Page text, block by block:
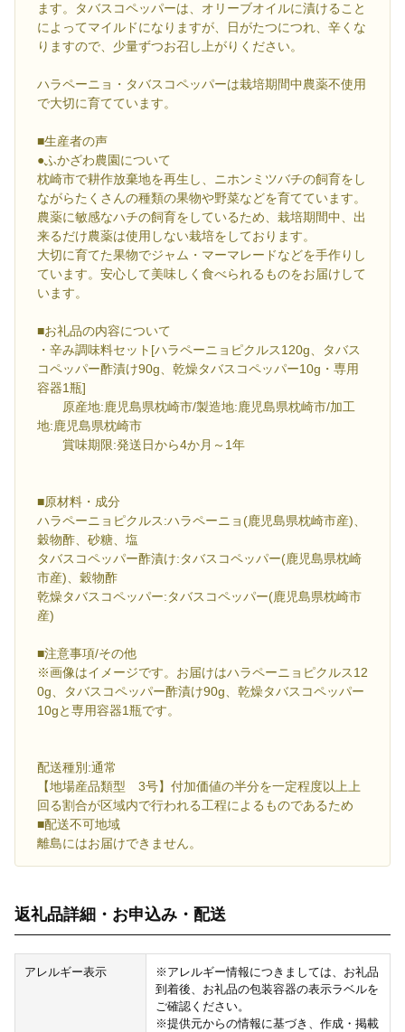
ます。タバスコペッパーは、オリーブオイルに漬けること
によってマイルドになりますが、日がたつにつれ、辛くな
りますので、少量ずつお召し上がりください。
ハラペーニョ・タバスコペッパーは栽培期間中農薬不使用
で大切に育てています。
■生産者の声
●ふかざわ農園について
枕崎市で耕作放棄地を再生し、ニホンミツバチの飼育をし
ながらたくさんの種類の果物や野菜などを育てています。
農薬に敏感なハチの飼育をしているため、栽培期間中、出
来るだけ農薬は使用しない栽培をしております。
大切に育てた果物でジャム・マーマレードなどを手作りし
ています。安心して美味しく食べられるものをお届けして
います。
■お礼品の内容について
・辛み調味料セット[ハラペーニョピクルス120g、タバス
コペッパー酢漬け90g、乾燥タバスコペッパー10g・専用
容器1瓶]
原産地:鹿児島県枕崎市/製造地:鹿児島県枕崎市/加工
地:鹿児島県枕崎市
賞味期限:発送日から4か月～1年
■原材料・成分
ハラペーニョピクルス:ハラペーニョ(鹿児島県枕崎市産)、
穀物酢、砂糖、塩
タバスコペッパー酢漬け:タバスコペッパー(鹿児島県枕崎
市産)、穀物酢
乾燥タバスコペッパー:タバスコペッパー(鹿児島県枕崎市
産)
■注意事項/その他
※画像はイメージです。お届けはハラペーニョピクルス12
0g、タバスコペッパー酢漬け90g、乾燥タバスコペッパー
10gと専用容器1瓶です。
配送種別:通常
【地場産品類型 3号】付加価値の半分を一定程度以上上
回る割合が区域内で行われる工程によるものであるため
■配送不可地域
離島にはお届けできません。
返礼品詳細・お申込み・配送
アレルギー表示
※アレルギー情報につきましては、お礼品
到着後、お礼品の包装容器の表示ラベルを
ご確認ください。
※提供元からの情報に基づき、作成・掲載